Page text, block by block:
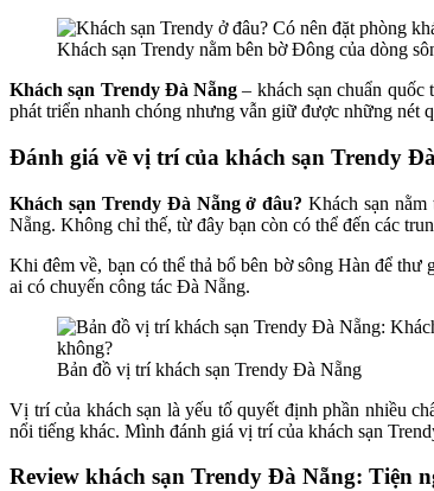
Khách sạn Trendy nằm bên bờ Đông của dòng
Khách sạn Trendy Đà Nẵng – khách sạn chuẩn quốc
phát triển nhanh chóng nhưng vẫn giữ được những nét
Đánh giá về vị trí của khách sạn Trendy
Khách sạn Trendy Đà Nẵng ở đâu?Khách sạn
Nẵng. Không chỉ thế, từ đây bạn còn có thể đến các
Khi đêm về, bạn có thể thả bổ bên bờ sông Hàn để
ai có chuyến công tác Đà Nẵng.
Bản đồ vị trí khách sạn Trendy Đà Nẵng
Vị trí của khách sạn là yếu tố quyết định phần nhiều
nổi tiếng khác. Mình đánh giá vị trí của khách sạn
Review khách sạn Trendy Đà Nẵng: Tiện